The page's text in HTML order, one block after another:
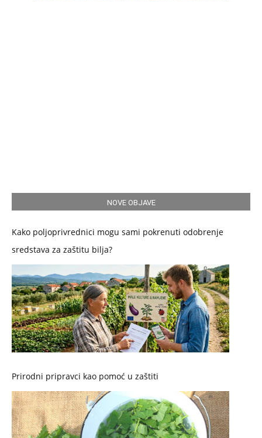
NOVE OBJAVE
Kako poljoprivrednici mogu sami pokrenuti odobrenje
sredstava za zaštitu bilja?
Prirodni pripravci kao pomoć u zaštiti